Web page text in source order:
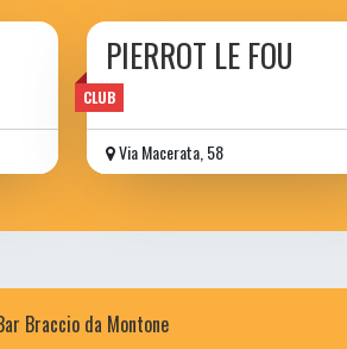
CLUB
PIERROT LE FOU
Via Macerata, 58